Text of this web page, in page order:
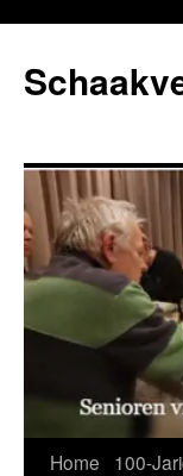
de
inhoud
Home
100-